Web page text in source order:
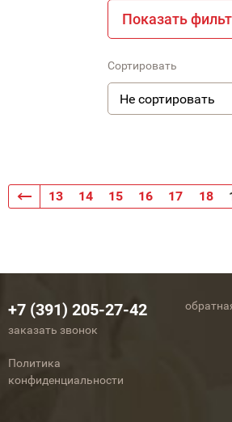
13 14 15 16 17 18
Показать
Сортировать
+7 (391) 205-27-42
заказать звонок
Политика
конфиденциальности